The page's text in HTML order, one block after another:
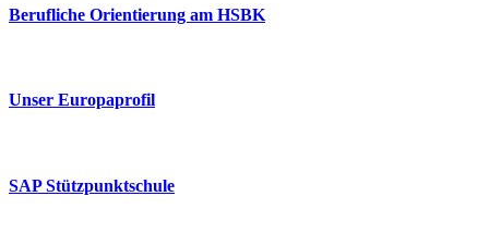
Berufliche Orientierung am HSBK
Unser Europaprofil
SAP Stützpunktschule